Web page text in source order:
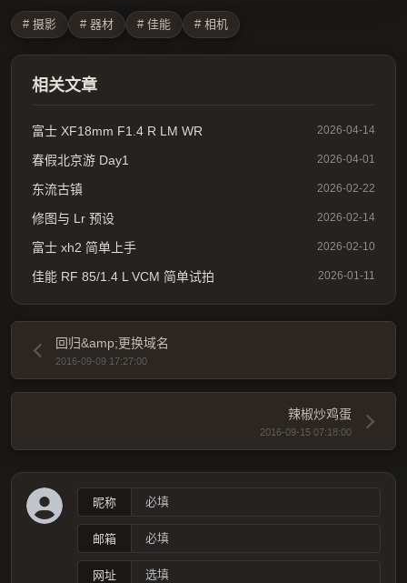
# 摄影 # 器材 # 佳能 # 相机
相关文章
富士 XF18mm F1.4 R LM WR 2026-04-14
春假北京游 Day1 2026-04-01
东流古镇 2026-02-22
修图与 Lr 预设 2026-02-14
富士 xh2 简单上手 2026-02-10
佳能 RF 85/1.4 L VCM 简单试拍 2026-01-11
回归&amp;更换域名
2016-09-09 17:27:00
辣椒炒鸡蛋
2016-09-15 07:18:00
昵称
邮箱
网址